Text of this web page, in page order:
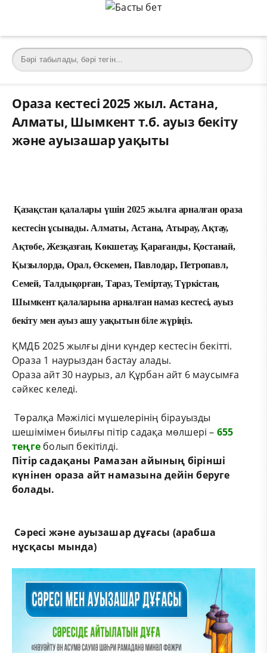
Ораза кестесі 2025 жыл. Астана,
Алматы, Шымкент т.б. ауыз бекіту
және ауызашар уақыты
Қазақстан қалалары үшін 2025 жылға арналған ораза
кестесін ұсынады. Алматы, Астана, Атырау, Ақтау,
Ақтөбе, Жезқазған, Көкшетау, Қарағанды, Қостанай,
Қызылорда, Орал, Өскемен, Павлодар, Петропавл,
Семей, Талдықорған, Тараз, Теміртау, Түркістан,
Шымкент қалаларына арналған намаз кестесі, ауыз
бекіту мен ауыз ашу уақытын біле жүріңіз.
ҚМДБ 2025 жылғы діни күндер кестесін бекітті.
Ораза 1 наурыздан бастау алады.
Ораза айт 30 наурыз, ал Құрбан айт 6 маусымға
сәйкес келеді.
Төралқа Мәжілісі мүшелерінің бірауызды
шешімімен биылғы пітір садақа мөлшері – 655
теңгеболып бекітілді.
Пітір садақаны Рамазан айының бірінші
күнінен ораза айт намазына дейін беруге
болады.
Сәресі және ауызашар дұғасы (арабша
нұсқасы мында)